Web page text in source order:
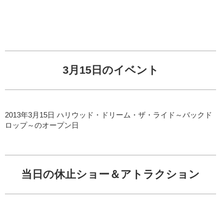
3月15日のイベント
2013年3月15日 ハリウッド・ドリーム・ザ・ライド～バックド
ロップ～のオープン日
当日の休止ショー＆アトラクション